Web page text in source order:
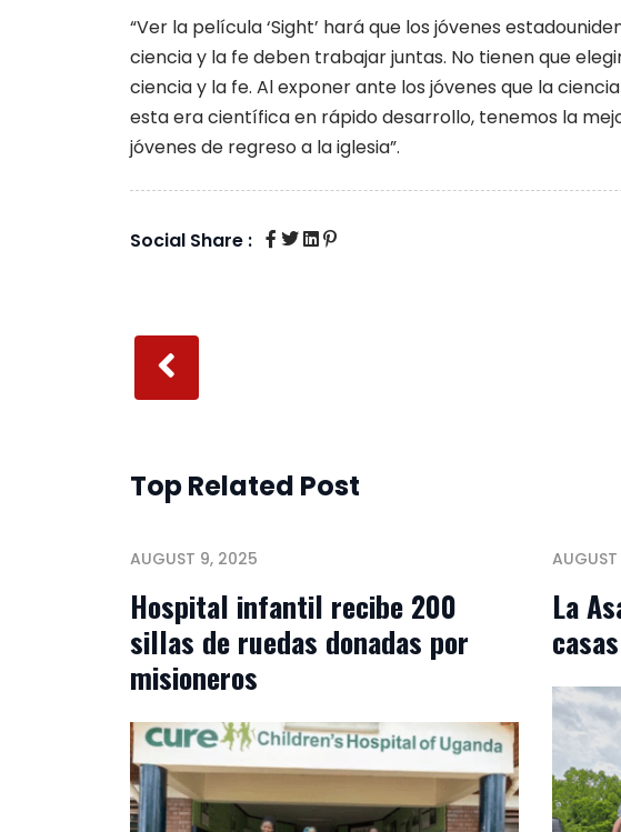
“Ver la película ‘Sight’ hará que los jóvenes
ciencia y la fe deben trabajar juntas. No tienen que
ciencia y la fe. Al exponer ante los jóvenes que la
esta era científica en rápido desarrollo, tenemos la
jóvenes de regreso a la iglesia”.
Social Share :
Top Related Post
AUGUST 9, 2025
Hospital infantil recibe 200
sillas de ruedas donadas por
misioneros
La